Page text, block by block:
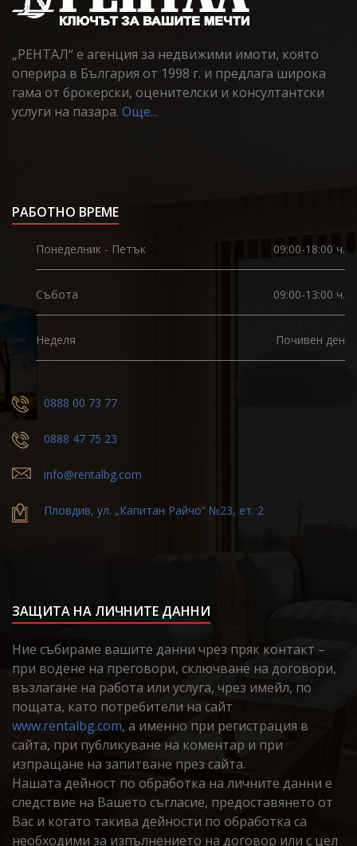
„РЕНТАЛ“ е агенция за недвижими имоти, която
оперира в България от 1998 г. и предлага широка
гама от брокерски, оценителски и консултантски
услуги на пазара. Още...
РАБОТНО ВРЕМЕ
Понеделник - Петък 09:00-18:00 ч.
Събота 09:00-13:00 ч.
Неделя Почивен ден
0888 00 73 77
0888 47 75 23
info@rentalbg.com
Пловдив, ул. „Капитан Райчо“ №23, ет. 2
ЗАЩИТА НА ЛИЧНИТЕ ДАННИ
Ние събираме вашите данни чрез пряк контакт –
при водене на преговори, сключване на договори,
възлагане на работа или услуга, чрез имейл, по
пощата, като потребители на сайт
www.rentalbg.com, а именно при регистрация в
сайта, при публикуване на коментар и при
изпращане на запитване през сайта.
Нашата дейност по обработка на личните данни е
следствие на Вашето съгласие, предоставянето от
Вас и когато такива дейности по обработка са
необходими за изпълнението на договор или с цел